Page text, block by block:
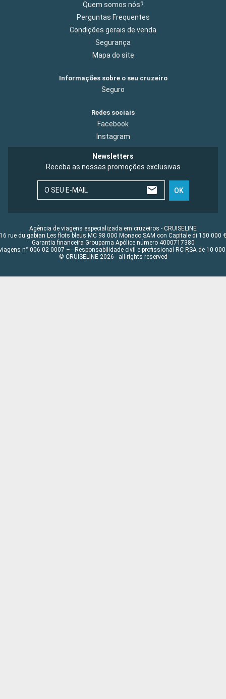
Quem somos nós?
Perguntas Frequentes
Condições gerais de venda
Segurança
Mapa do site
Informações sobre o seu cruzeiro
Seguro
Redes sociais
Facebook
Instagram
Newsletters
Receba as nossas promoções exclusivas
O SEU E-MAIL OK
Agência de viagens especializada em cruzeiros - CRUISELINE
16 rue du gabian Les flots bleus MC 98 000 Monaco SAM con Capitale di 150 000 €
Garantia financeira Groupama Apólice número 4000717380
n° 006 02 0007 – - Responsabilidade civil e profissional RC RSA de 10 000
© CRUISELINE 2026 - all rights reserved